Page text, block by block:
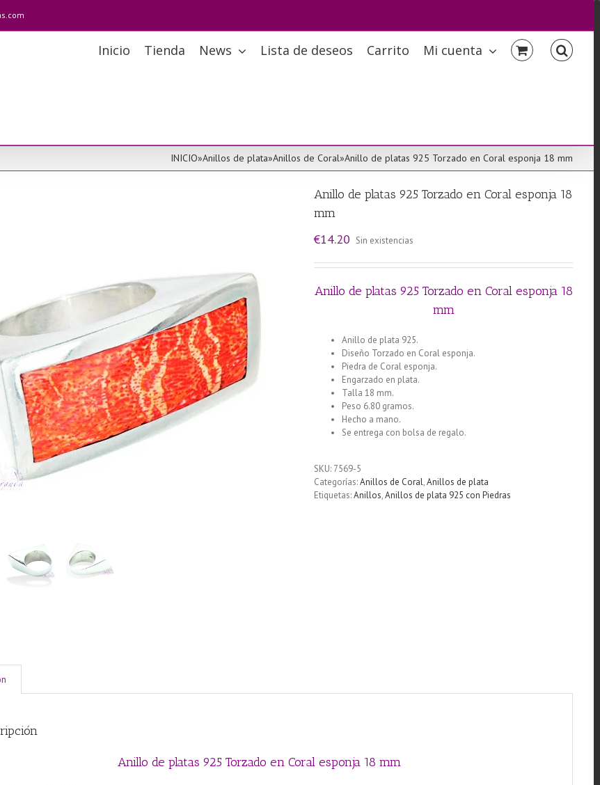
Inicio Tienda News Lista de deseos Carrito Mi cuenta
INICIO»Anillos de plata»Anillos de Coral»Anillo de platas 925 Torzado en Coral esponja 18 mm
Anillo de platas 925 Torzado en Coral esponja 18
mm
€14.20 Sin existencias
Anillo de platas 925 Torzado en Coral esponja 18
mm
Anillo de plata 925.
Diseño Torzado en Coral esponja.
Piedra de Coral esponja.
Engarzado en plata.
Talla 18 mm.
Peso 6.80 gramos.
Hecho a mano.
Se entrega con bolsa de regalo.
SKU: 7569-5
Categorías:Anillos de Coral,Anillos de plata
Etiquetas:Anillos,Anillos de plata 925 con Piedras
Anillo de platas 925 Torzado en Coral esponja 18 mm